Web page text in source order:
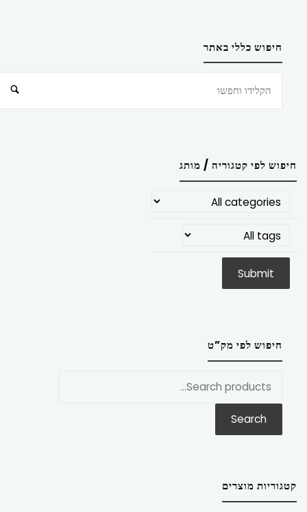
חיפוש כללי באתר
חיפוש לפי קטגוריה / מותג
חיפוש לפי מק”ט
Search
קטגוריות מוצרים